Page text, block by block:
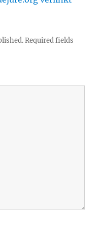
Required fields